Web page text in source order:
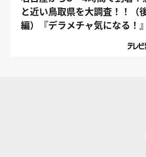
と近い鳥取県を大調査！！（
編）『デラメチャ気になる！』